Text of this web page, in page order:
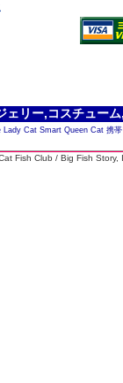
ェリー,コスチュー
Lady Cat Smart Queen Cat 携
Fish Club / Big Fish Story,